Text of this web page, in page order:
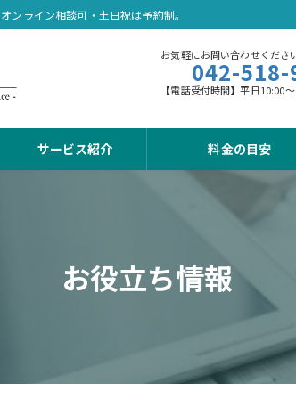
ンライン相談可・土日祝は予約制。
お気軽にお問い合わせください
042-518-
【電話受付時間】平日10:00
サービス紹介 料金の目安
お役立ち情報